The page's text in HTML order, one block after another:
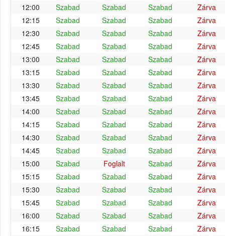
12:00
Szabad Szabad Szabad
Zárva
12:15
Szabad Szabad Szabad
Zárva
12:30
Szabad Szabad Szabad
Zárva
12:45
Szabad Szabad Szabad
Zárva
13:00
Szabad Szabad Szabad
Zárva
13:15
Szabad Szabad Szabad
Zárva
13:30
Szabad Szabad Szabad
Zárva
13:45
Szabad Szabad Szabad
Zárva
14:00
Szabad Szabad Szabad
Zárva
14:15
Szabad Szabad Szabad
Zárva
14:30
Szabad Szabad Szabad
Zárva
14:45
Szabad Szabad Szabad
Zárva
15:00
Szabad Foglalt Szabad
Zárva
15:15
Szabad Szabad Szabad
Zárva
15:30
Szabad Szabad Szabad
Zárva
15:45
Szabad Szabad Szabad
Zárva
16:00
Szabad Szabad Szabad
Zárva
16:15
Szabad Szabad Szabad Zárva